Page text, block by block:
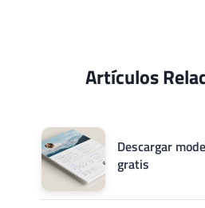
Artículos
Descargar
gratis